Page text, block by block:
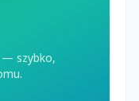
— szybko,